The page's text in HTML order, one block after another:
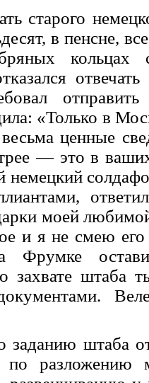
старого
в пенсне,
кольцах
«Только в
ценные
— это в
немецкий
моей
и я не смею
Фрумке
штаба
заданию штаба
разложению